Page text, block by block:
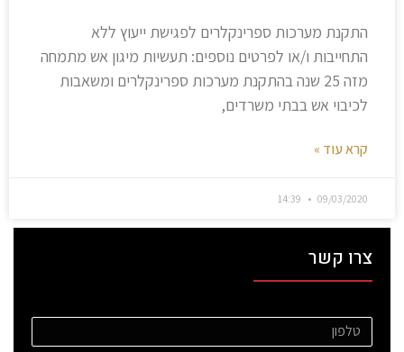
התקנת מערכות ספרינקלרים לפגישת ייעוץ ללא
התחייבות ו/או לפרטים נוספים: תעשיות מיגון אש מתמחה
מזה 25 שנה בהתקנת מערכות ספרינקלרים ומשאבות
לכיבוי אש בבתי משרדים,
קרא עוד »
09/03/2020
צרו קשר